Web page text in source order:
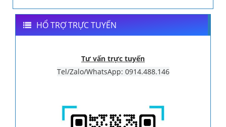
HỔ TRỢ TRỰC TUYẾN
Tư vấn trực tuyến
Tel/Zalo/WhatsApp: 0914.488.146